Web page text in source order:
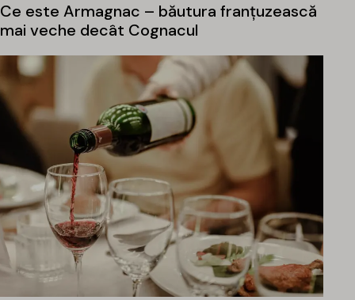
Ce este Armagnac – băutura franțuzească
mai veche decât Cognacul